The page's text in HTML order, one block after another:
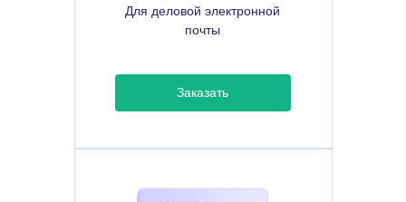
Для деловой электронной
почты
Заказать